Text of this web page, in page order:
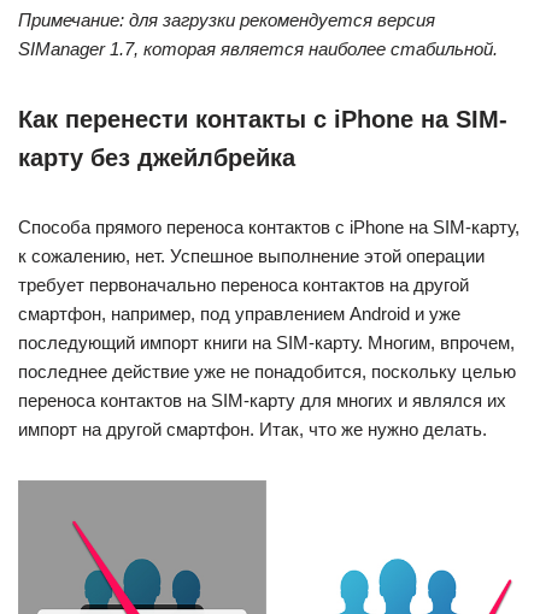
Примечание: для загрузки рекомендуется версия
SIManager 1.7, которая является наиболее стабильной.
Как перенести контакты с iPhone на SIM-
карту без джейлбрейка
Способа прямого переноса контактов с iPhone на SIM-карту,
к сожалению, нет. Успешное выполнение этой операции
требует первоначально переноса контактов на другой
смартфон, например, под управлением Android и уже
последующий импорт книги на SIM-карту. Многим, впрочем,
последнее действие уже не понадобится, поскольку целью
переноса контактов на SIM-карту для многих и являлся их
импорт на другой смартфон. Итак, что же нужно делать.